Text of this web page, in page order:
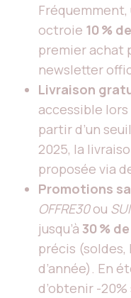
octroie 10 %
premier achat
newsletter
Livraison
accessible
partir d’un
2025, la
proposée via
Promotions
OFFRE30ou
jusqu’à 30 %
précis (soldes,
d’année). En
d’obtenir -